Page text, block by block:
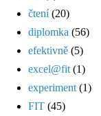
čtení (20)
diplomka (56)
efektivně (5)
excel@fit (1)
experiment (1)
FIT (45)